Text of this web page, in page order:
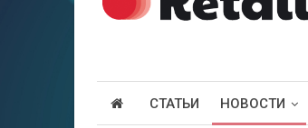
СТАТЬИ НОВОСТИ